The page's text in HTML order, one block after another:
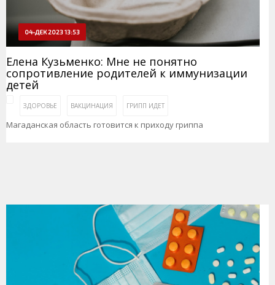
04-ДЕК 2023 13:53
Елена Кузьменко: Мне не понятно
сопротивление родителей к иммунизации
детей
ЗДОРОВЬЕ ВАКЦИНАЦИЯ ГРИПП ИДЕТ
Магаданская область готовится к приходу гриппа